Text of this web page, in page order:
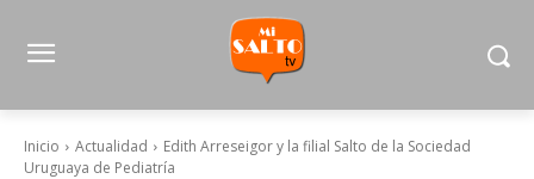
Inicio Actualidad
Edith Arreseigor y la filial Salto de la Sociedad
Uruguaya de Pediatría